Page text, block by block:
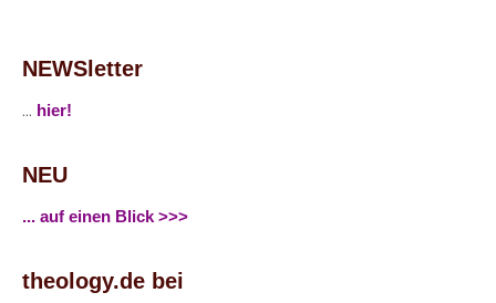
NEWSletter
... hier!
NEU
... auf einen Blick >>>
theology.de bei